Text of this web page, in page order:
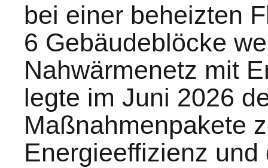
bei einer beheizten
6 Gebäudeblöcke
Nahwärmenetz mit
legte im Juni 2026
Maßnahmenpakete
Energieeffizienz